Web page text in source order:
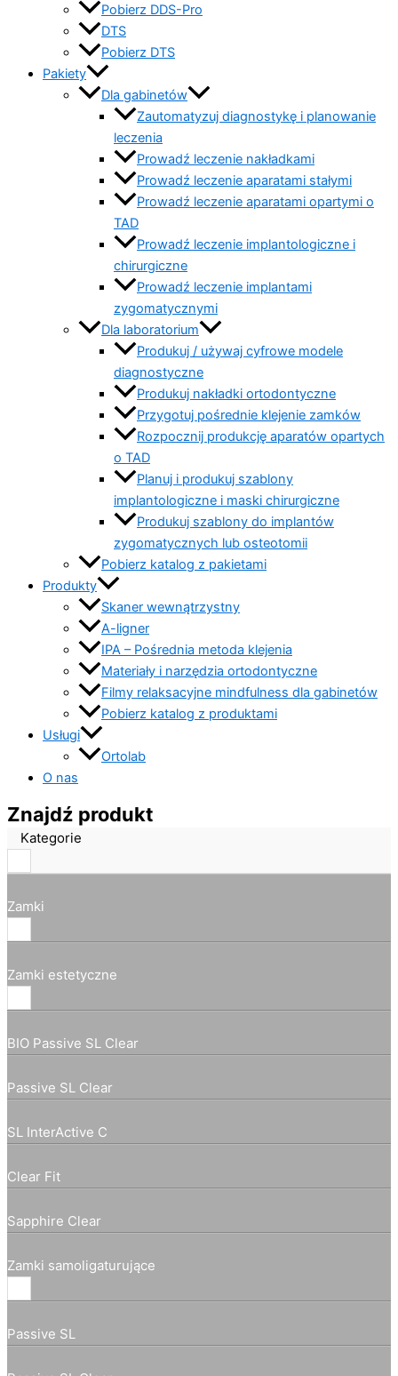
Pobierz DDS-Pro
DTS
Pobierz DTS
Pakiety
Dla gabinetów
Zautomatyzuj diagnostykę i planowanie
leczenia
Prowadź leczenie nakładkami
Prowadź leczenie aparatami stałymi
Prowadź leczenie aparatami opartymi o
TAD
Prowadź leczenie implantologiczne i
chirurgiczne
Prowadź leczenie implantami
zygomatycznymi
Dla laboratorium
Produkuj / używaj cyfrowe modele
diagnostyczne
Produkuj nakładki ortodontyczne
Przygotuj pośrednie klejenie zamków
Rozpocznij produkcję aparatów opartych
o TAD
Planuj i produkuj szablony
implantologiczne i maski chirurgiczne
Produkuj szablony do implantów
zygomatycznych lub osteotomii
Pobierz katalog z pakietami
Produkty
Skaner wewnątrzystny
A-ligner
IPA – Pośrednia metoda klejenia
Materiały i narzędzia ortodontyczne
Filmy relaksacyjne mindfulness dla gabinetów
Pobierz katalog z produktami
Usługi
Ortolab
O nas
Znajdź produkt
Kategorie
Zamki
Zamki estetyczne
BIO Passive SL Clear
Passive SL Clear
SL InterActive C
Clear Fit
Sapphire Clear
Zamki samoligaturujące
Passive SL